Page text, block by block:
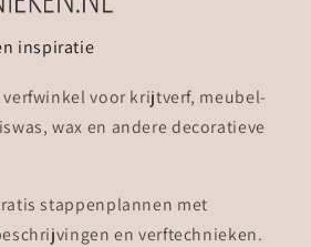
inspiratie
voor krijtverf, meubel-
wax en andere decoratieve
stappenplannen met
en verftechnieken.